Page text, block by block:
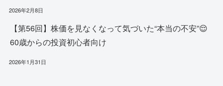
2026年2月8日
【第56回】株価を見なくなって気づいた“本当の不安”😌
60歳からの投資初心者向け
2026年1月31日